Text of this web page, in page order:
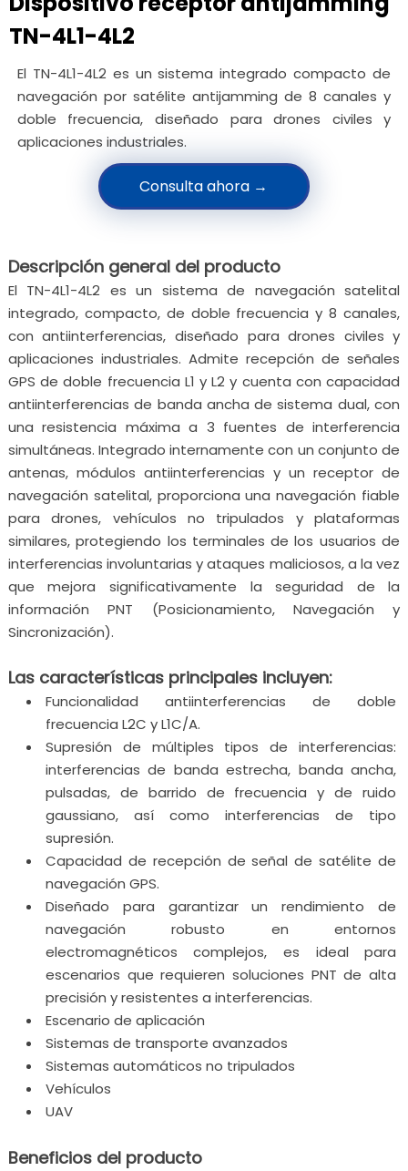
TN-4L1-4L2
El TN-4L1-4L2 es un sistema integrado compacto de
navegación por satélite antijamming de 8 canales y
doble frecuencia, diseñado para drones civiles y
aplicaciones industriales.
Consulta ahora →
Descripción general del producto
El TN-4L1-4L2 es un sistema de navegación satelital
integrado, compacto, de doble frecuencia y 8 canales,
con antiinterferencias, diseñado para drones civiles y
aplicaciones industriales. Admite recepción de señales
GPS de doble frecuencia L1 y L2 y cuenta con capacidad
antiinterferencias de banda ancha de sistema dual, con
una resistencia máxima a 3 fuentes de interferencia
simultáneas. Integrado internamente con un conjunto de
antenas, módulos antiinterferencias y un receptor de
navegación satelital, proporciona una navegación fiable
para drones, vehículos no tripulados y plataformas
similares, protegiendo los terminales de los usuarios de
interferencias involuntarias y ataques maliciosos, a la vez
que mejora significativamente la seguridad de la
información PNT (Posicionamiento, Navegación y
Sincronización).
Las características principales incluyen:
Funcionalidad antiinterferencias de doble
frecuencia L2C y L1C/A.
Supresión de múltiples tipos de interferencias:
interferencias de banda estrecha, banda ancha,
pulsadas, de barrido de frecuencia y de ruido
gaussiano, así como interferencias de tipo
supresión.
Capacidad de recepción de señal de satélite de
navegación GPS.
Diseñado para garantizar un rendimiento de
navegación robusto en entornos
electromagnéticos complejos, es ideal para
escenarios que requieren soluciones PNT de alta
precisión y resistentes a interferencias.
Escenario de aplicación
Sistemas de transporte avanzados
Sistemas automáticos no tripulados
Vehículos
UAV
Beneficios del producto